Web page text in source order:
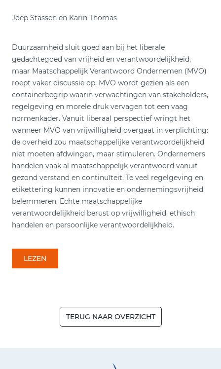
Joep Stassen en Karin Thomas
Duurzaamheid sluit goed aan bij het liberale
gedachtegoed van vrijheid en verantwoordelijkheid,
maar Maatschappelijk Verantwoord Ondernemen (MVO)
roept vaker discussie op. MVO wordt gezien als een
containerbegrip waarin verwachtingen van stakeholders,
regelgeving en morele druk vervagen tot een vaag
normenkader. Vanuit liberaal perspectief wringt het
wanneer MVO van vrijwilligheid overgaat in verplichting:
de overheid zou maatschappelijke verantwoordelijkheid
niet moeten afdwingen, maar stimuleren. Ondernemers
handelen vaak al maatschappelijk verantwoord vanuit
gezond verstand en continuïteit. Te veel regelgeving en
etikettering kunnen innovatie en ondernemingsvrijheid
belemmeren. Echte maatschappelijke
verantwoordelijkheid berust op vrijwilligheid, ethisch
handelen en persoonlijke verantwoordelijkheid.
LEZEN
TERUG NAAR OVERZICHT